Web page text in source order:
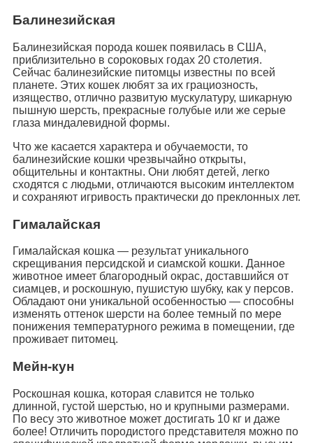
Балинезийская
Балинезийская порода кошек появилась в США,
приблизительно в сороковых годах 20 столетия.
Сейчас балинезийские питомцы известны по всей
планете. Этих кошек любят за их грациозность,
изящество, отлично развитую мускулатуру, шикарную
пышную шерсть, прекрасные голубые или же серые
глаза миндалевидной формы.
Что же касается характера и обучаемости, то
балинезийские кошки чрезвычайно открыты,
общительны и контактны. Они любят детей, легко
сходятся с людьми, отличаются высоким интеллектом
и сохраняют игривость практически до преклонных лет.
Гималайская
Гималайская кошка — результат уникального
скрещивания персидской и сиамской кошки. Данное
животное имеет благородный окрас, доставшийся от
сиамцев, и роскошную, пушистую шубку, как у персов.
Обладают они уникальной особенностью — способны
изменять оттенок шерсти на более темный по мере
понижения температурного режима в помещении, где
проживает питомец.
Мейн-кун
Роскошная кошка, которая славится не только
длинной, густой шерстью, но и крупными размерами.
По весу это животное может достигать 10 кг и даже
более! Отличить породистого представителя можно по